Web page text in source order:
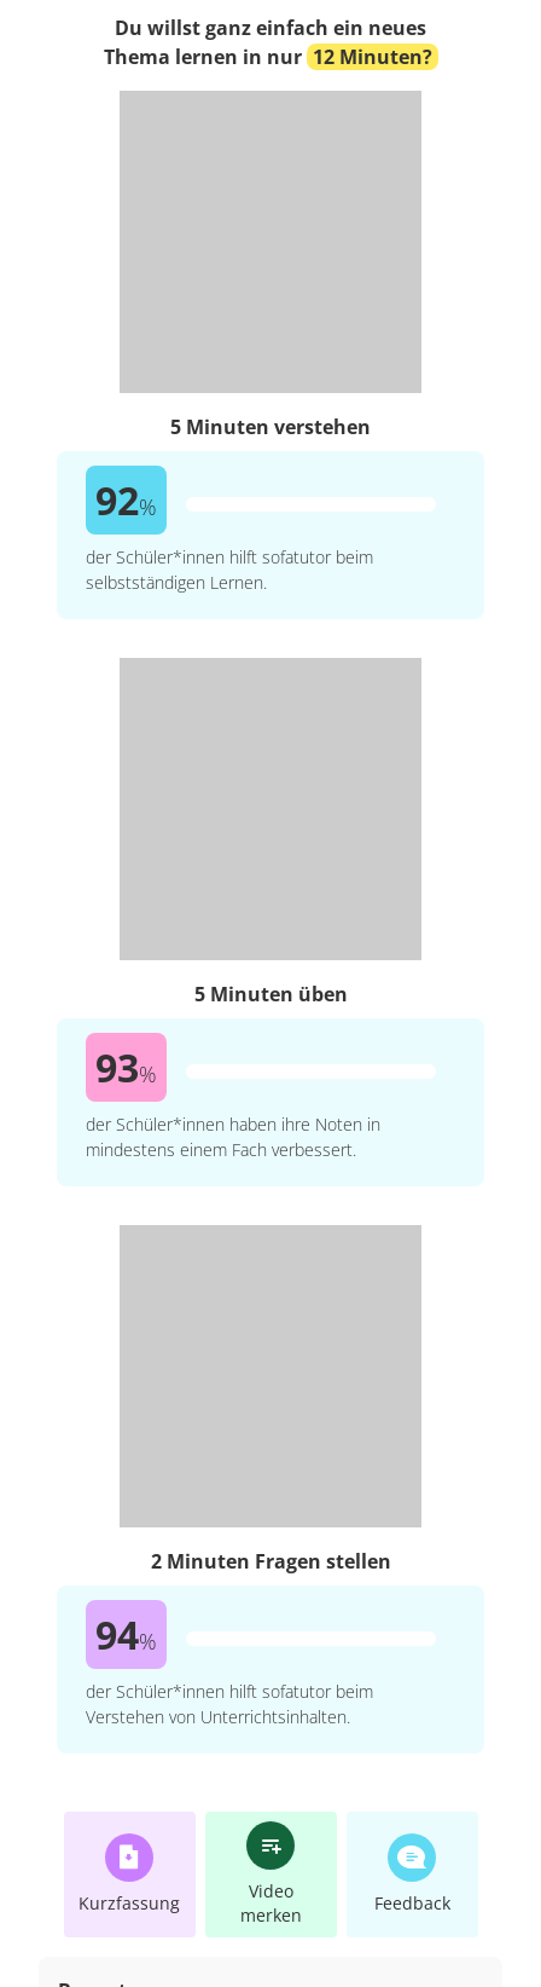
Du willst ganz einfach ein neues
Thema lernen in nur 12 Minuten?
5 Minuten verstehen
92%
der Schüler*innen hilft sofatutor beim
selbstständigen Lernen.
5 Minuten üben
93%
der Schüler*innen haben ihre Noten in
mindestens einem Fach verbessert.
2 Minuten Fragen stellen
94%
der Schüler*innen hilft sofatutor beim
Verstehen von Unterrichtsinhalten.
Kurzfassung
Video
merken
Feedback